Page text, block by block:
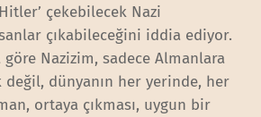
çekebilecek Nazi
çıkabileceğini iddia ediyor.
Nazizim, sadece Almanlara
değil, dünyanın her yerinde, her
ortaya çıkması, uygun bir